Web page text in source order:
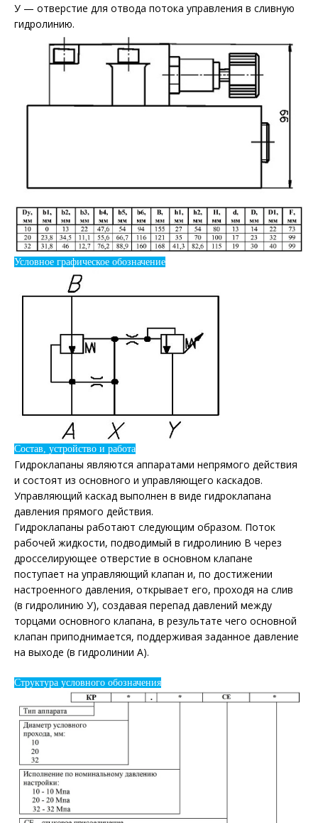
У — отверстие для отвода потока управления в сливную
гидролинию.
Условное графическое обозначение
Состав, устройство и работа
Гидpоклапаны являются аппаратами непрямого действия
и состоят из основного и управляющего каскадов.
Управляющий каскад выполнен в виде гидpоклапана
давления прямого действия.
Гидроклапаны работают следующим образом. Поток
рабочей жидкости, подводимый в гидролинию В через
дросселирующее отверстие в основном клапане
поступает на управляющий клапан и, по достижении
настроенного давления, открывает его, проходя на слив
(в гидролинию У), создавая перепад давлений между
торцами основного клапана, в результате чего основной
клапан приподнимается, поддерживая заданное давление
на выходе (в гидролинии А).
Структура условного обозначения